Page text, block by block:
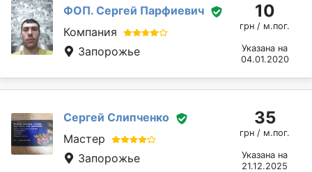
ФОП. Сергей Парфиевич
Компания
Запорожье
10
грн / м.пог.
Указана на
04.01.2020
Сергей Слипченко
Мастер
Запорожье
35
грн / м.пог.
Указана на
21.12.2025